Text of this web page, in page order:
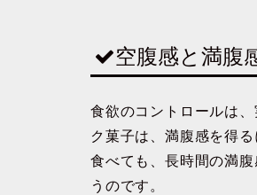
空腹感と満腹
食欲のコントロールは、
ク菓子は、満腹感を得
食べても、 長時間の満
うのです。